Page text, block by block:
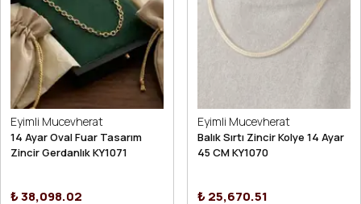
Eyimli Mucevherat
14 Ayar Oval Fuar Tasarım
Zincir Gerdanlık KY1071
₺ 38,098.02
Eyimli Mucevherat
Balık Sırtı Zincir Kolye 14 Ayar
45 CM KY1070
₺ 25,670.51